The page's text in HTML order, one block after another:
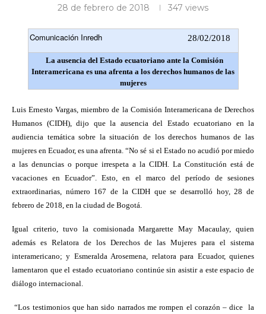
28 de febrero de 2018 347 views
Comunicación Inredh 28/02/2018
La ausencia del Estado ecuatoriano ante la Comisión
Interamericana es una afrenta a los derechos humanos de las
mujeres
Luis Ernesto Vargas, miembro de la Comisión Interamericana de Derechos
Humanos (CIDH), dijo que la ausencia del Estado ecuatoriano en la
audiencia temática sobre la situación de los derechos humanos de las
mujeres en Ecuador, es una afrenta. “No sé si el Estado no acudió por miedo
a las denuncias o porque irrespeta a la CIDH. La Constitución está de
vacaciones en Ecuador”. Esto, en el marco del período de sesiones
extraordinarias, número 167 de la CIDH que se desarrolló hoy, 28 de
febrero de 2018, en la ciudad de Bogotá.
Igual criterio, tuvo la comisionada Margarette May Macaulay, quien
además es Relatora de los Derechos de las Mujeres para el sistema
interamericano; y Esmeralda Arosemena, relatora para Ecuador, quienes
lamentaron que el estado ecuatoriano continúe sin asistir a este espacio de
diálogo internacional.
“Los testimonios que han sido narrados me rompen el corazón – dice
la